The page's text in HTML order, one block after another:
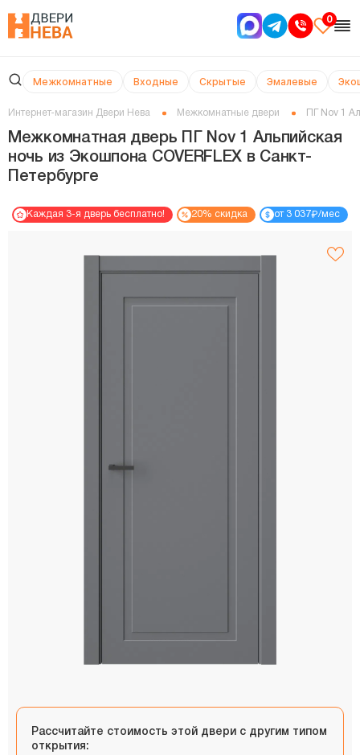
0
Межкомнатные Входные Скрытые Эмалевые
Интернет-магазин Двери Нева Межкомнатные двери ПГ Nov 1
Межкомнатная дверь ПГ Nov 1 Альпийская
ночь из Экошпона COVERFLEX в Cанкт-
Петербурге
Каждая 3-я дверь бесплатно! 20% скидка от 3 037₽/мес
Рассчитайте стоимость этой двери с другим типом
открытия: